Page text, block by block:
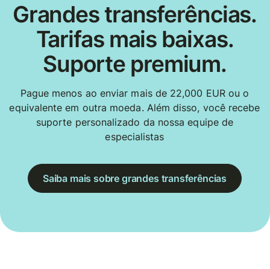
Grandes transferências.
Tarifas mais baixas.
Suporte premium.
Pague menos ao enviar mais de 22,000 EUR ou o
equivalente em outra moeda. Além disso, você recebe
suporte personalizado da nossa equipe de
especialistas
Saiba mais sobre grandes transferências